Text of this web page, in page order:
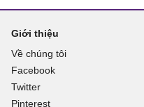
Giới thiệu
Về chúng tôi
Facebook
Twitter
Pinterest